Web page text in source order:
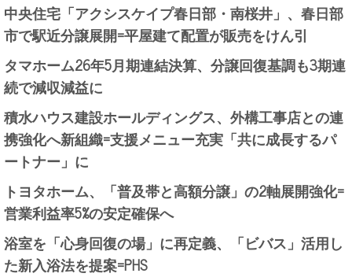
中央住宅「アクシスケイプ春日部・南桜井」、春日部
市で駅近分譲展開=平屋建て配置が販売をけん引
タマホーム26年5月期連結決算、分譲回復基調も3期連
続で減収減益に
積水ハウス建設ホールディングス、外構工事店との連
携強化へ新組織=支援メニュー充実「共に成長するパ
ートナー」に
トヨタホーム、「普及帯と高額分譲」の2軸展開強化=
営業利益率5%の安定確保へ
浴室を「心身回復の場」に再定義、「ビバス」活用し
た新入浴法を提案=PHS